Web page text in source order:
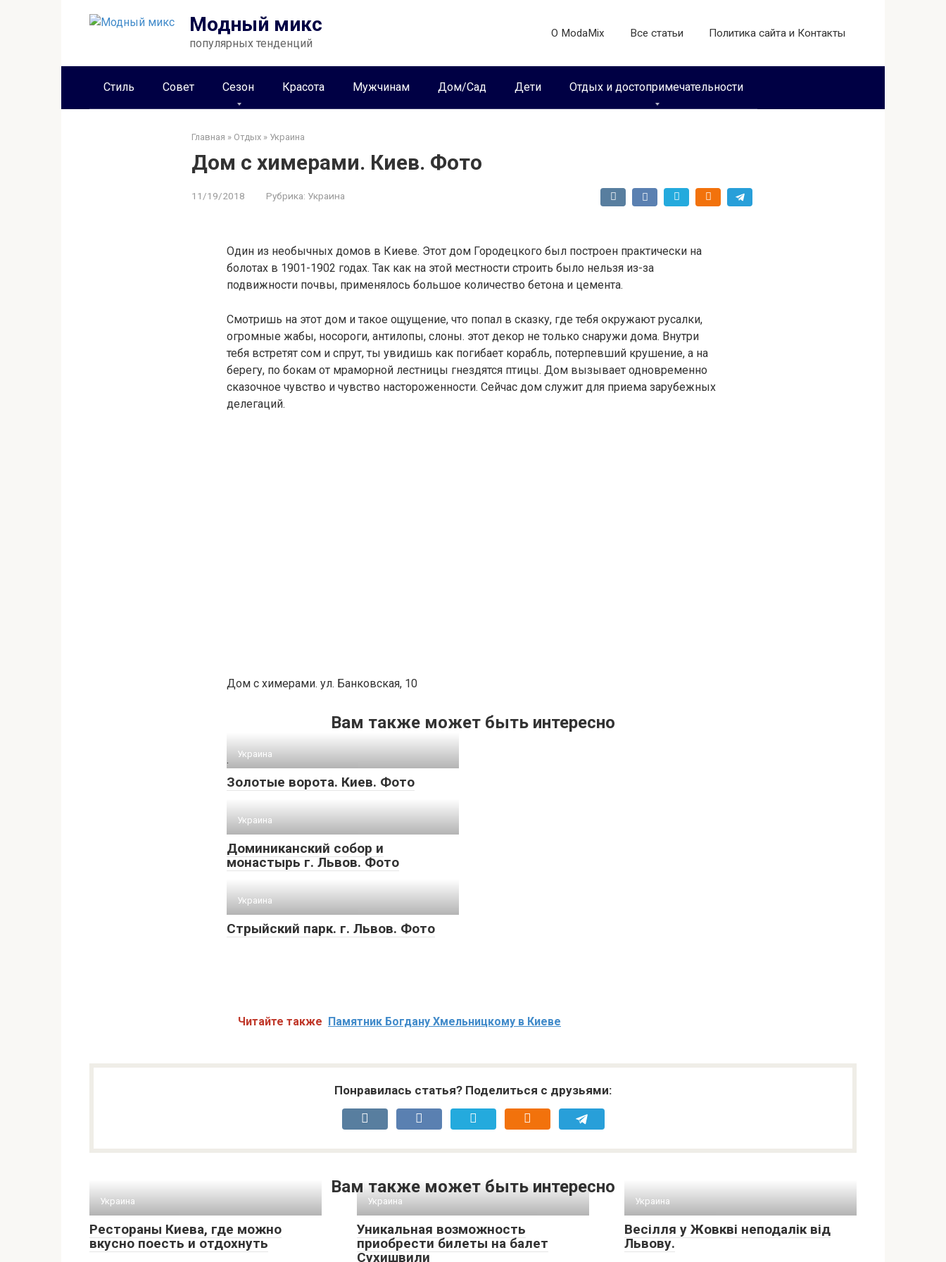
Модный микс
популярных тенденций
О ModaMix Все статьи Политика сайта и Контакты
Стиль Совет Сезон Красота Мужчинам Дом/Сад Дети Отдых и достопримечательности
Главная » Отдых » Украина
Дом с химерами. Киев. Фото
11/19/2018 Рубрика: Украина
Один из необычных домов в Киеве. Этот дом Городецкого был построен практически на
болотах в 1901-1902 годах. Так как на этой местности строить было нельзя из-за
подвижности почвы, применялось большое количество бетона и цемента.
Смотришь на этот дом и такое ощущение, что попал в сказку, где тебя окружают русалки,
огромные жабы, носороги, антилопы, слоны. этот декор не только снаружи дома. Внутри
тебя встретят сом и спрут, ты увидишь как погибает корабль, потерпевший крушение, а на
берегу, по бокам от мраморной лестницы гнездятся птицы. Дом вызывает одновременно
сказочное чувство и чувство настороженности. Сейчас дом служит для приема зарубежных
делегаций.
Дом с химерами. ул. Банковская, 10
Вам также может быть интересно
. Украина
Золотые ворота. Киев. Фото
Украина
Доминиканский собор и
монастырь г. Львов. Фото
Украина
Стрыйский парк. г. Львов. Фото
Читайте также Памятник Богдану Хмельницкому в Киеве
Понравилась статья? Поделиться с друзьями:
Вам также может быть интересно
Украина
Рестораны Киева, где можно
вкусно поесть и отдохнуть
Украина
Уникальная возможность
приобрести билеты на балет
Сухишвили
Украина
Весілля у Жовкві неподалік від
Львову.